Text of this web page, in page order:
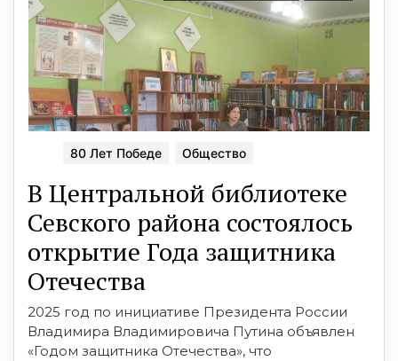
80 Лет Победе Общество
В Центральной библиотеке
Севского района состоялось
открытие Года защитника
Отечества
2025 год по инициативе Президента России
Владимира Владимировича Путина объявлен
«Годом защитника Отечества», что